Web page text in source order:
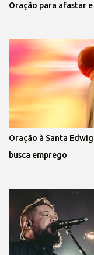
Oração para afastar
Oração à Santa
busca emprego